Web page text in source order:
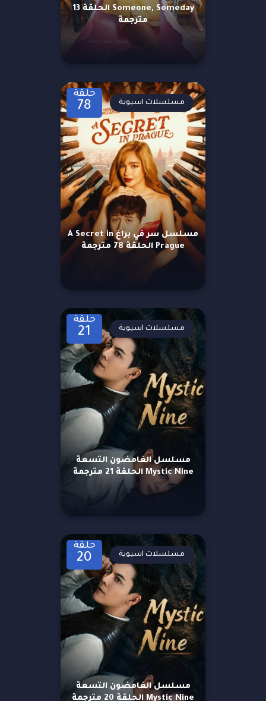
Someone, Someday الحلقة 13
مترجمة
حلقة
78
مسلسل سر في براغ A Secret in
Prague الحلقة 78 مترجمة
مسلسلات اسيوية
حلقة
21
مسلسل الغامضون التسعة
Mystic Nine الحلقة 21 مترجمة
مسلسلات اسيوية
حلقة
20
مسلسل الغامضون التسعة
Mystic Nine الحلقة 20 مترجمة
مسلسلات اسيوية